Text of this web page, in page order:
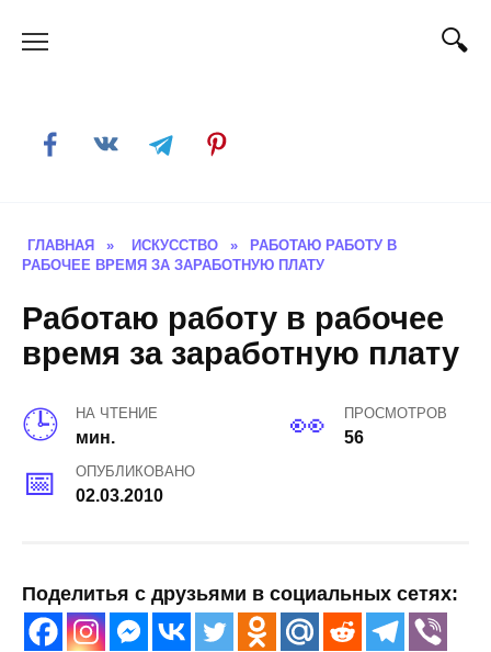
ГЛАВНАЯ » ИСКУССТВО »
РАБОТАЮ РАБОТУ В
РАБОЧЕЕ ВРЕМЯ ЗА ЗАРАБОТНУЮ ПЛАТУ
Работаю работу в рабочее
время за заработную плату
НА ЧТЕНИЕ
мин.
ПРОСМОТРОВ
56
ОПУБЛИКОВАНО
02.03.2010
Поделитья с друзьями в социальных сетях: